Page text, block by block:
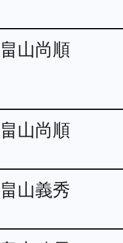
畠山尚順
畠山尚順
畠山義秀